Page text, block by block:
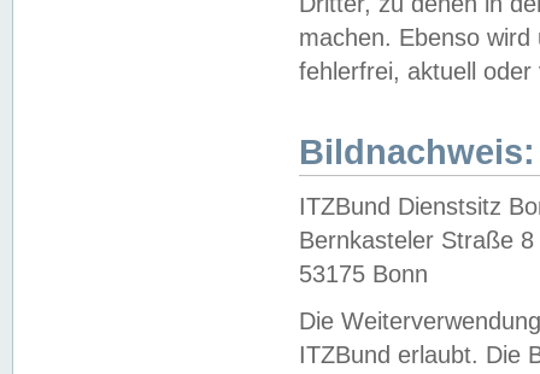
machen. Ebenso
fehlerfrei, aktuell oder
Bildnachweis:
ITZBund Dienstsitz
Bernkasteler Straße 8
53175 Bonn
Die
ITZBund erlaubt. Die